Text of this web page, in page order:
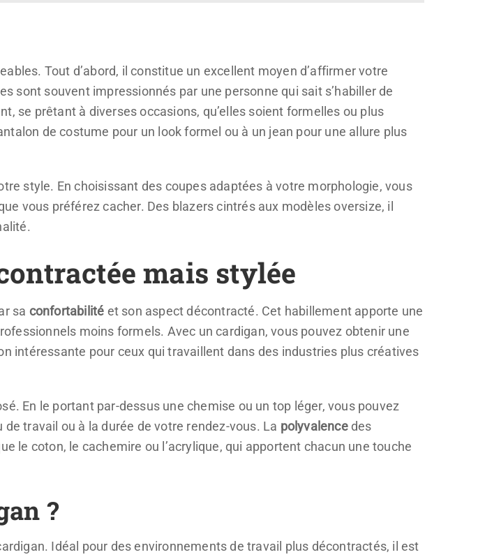
Tout d’abord, il constitue un excellent moyen d’affirmer votre
sont souvent impressionnés par une personne qui sait s’habiller de
se prêtant à diverses occasions, qu’elles soient formelles ou plus
de costume pour un look formel ou à un jean pour une allure plus
style. En choisissant des coupes adaptées à votre morphologie, vous
vous préférez cacher. Des blazers cintrés aux modèles oversize, il
mais stylée
sa confortabilité et son aspect décontracté. Cet habillement apporte une
moins formels. Avec un cardigan, vous pouvez obtenir une
intéressante pour ceux qui travaillent dans des industries plus créatives
En le portant par-dessus une chemise ou un top léger, vous pouvez
travail ou à la durée de votre rendez-vous. La polyvalencedes
le coton, le cachemire ou l’acrylique, qui apportent chacun une touche
?
Idéal pour des environnements de travail plus décontractés, il est